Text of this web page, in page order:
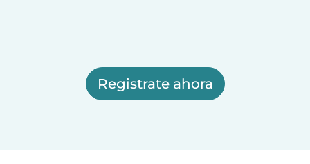
Registrate ahora